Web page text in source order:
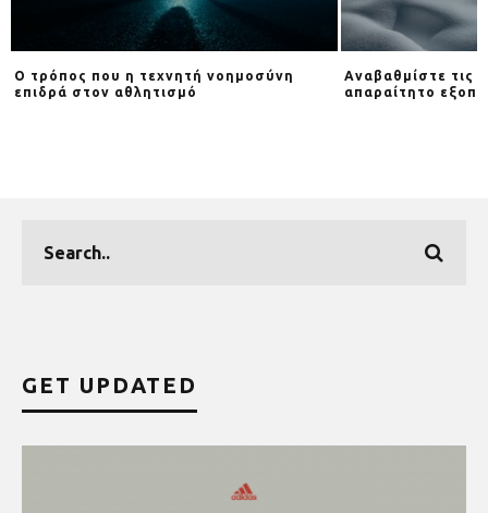
Ο τρόπος που η τεχνητή νοημοσύνη
επιδρά στον αθλητισμό
Αναβαθμίστε τις
απαραίτητο
GET UPDATED